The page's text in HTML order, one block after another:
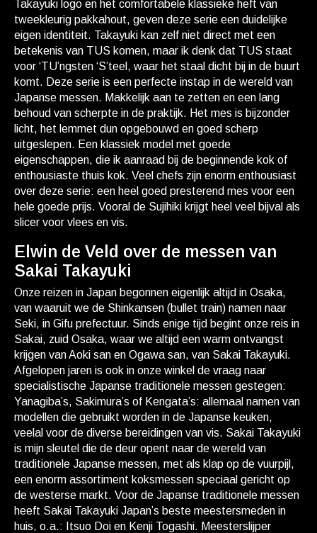
Takayuki logo en het comfortabele klassieke heft van
tweekleurig pakkahout, geven deze serie een duidelijke
eigen identiteit. Takayuki kan zelf niet direct met een
betekenis van TUS komen, maar ik denk dat TUS staat
voor ‘TU’ngsten ‘S’teel, waar het staal dicht bij in de buurt
komt. Deze serie is een perfecte instap in de wereld van
Japanse messen. Makkelijk aan te zetten en een lang
behoud van scherpte in de praktijk. Het mes is bijzonder
licht, het lemmet dun opgebouwd en goed scherp
uitgeslepen. Een klassiek model met goede
eigenschappen, die ik aanraad bij de beginnende kok of
enthousiaste thuis kok. Veel chefs zijn enorm enthousiast
over deze serie: een heel goed presterend mes voor een
hele goede prijs. Vooral de Sujihiki krijgt heel veel bijval als
slicer voor vlees en vis.
Elwin de Veld over de messen van
Sakai Takayuki
Onze reizen in Japan begonnen eigenlijk altijd in Osaka,
van waaruit we de Shinkansen (bullet train) namen naar
Seki, in Gifu prefectuur. Sinds enige tijd begint onze reis in
Sakai, zuid Osaka, waar we altijd een warm ontvangst
krijgen van Aoki san en Ogawa san, van Sakai Takayuki.
Afgelopen jaren is ook in onze winkel de vraag naar
specialistische Japanse traditionele messen gestegen:
Yanagiba’s, Sakimura’s of Kengata’s: allemaal namen van
modellen die gebruikt worden in de Japanse keuken,
veelal voor de diverse bereidingen van vis. Sakai Takayuki
is mijn sleutel die de deur opent naar de wereld van
traditionele Japanse messen, met als klap op de vuurpijl,
een enorm assortiment koksmessen speciaal gericht op
de westerse markt. Voor de Japanse traditionele messen
heeft Sakai Takayuki Japan’s beste meestersmeden in
huis, o.a.: Itsuo Doi en Kenji Togashi. Meesterslijper